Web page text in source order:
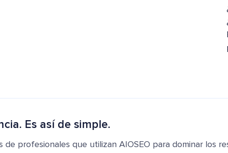
Es así de simple.
de profesionales que utilizan AIOSEO para dominar los